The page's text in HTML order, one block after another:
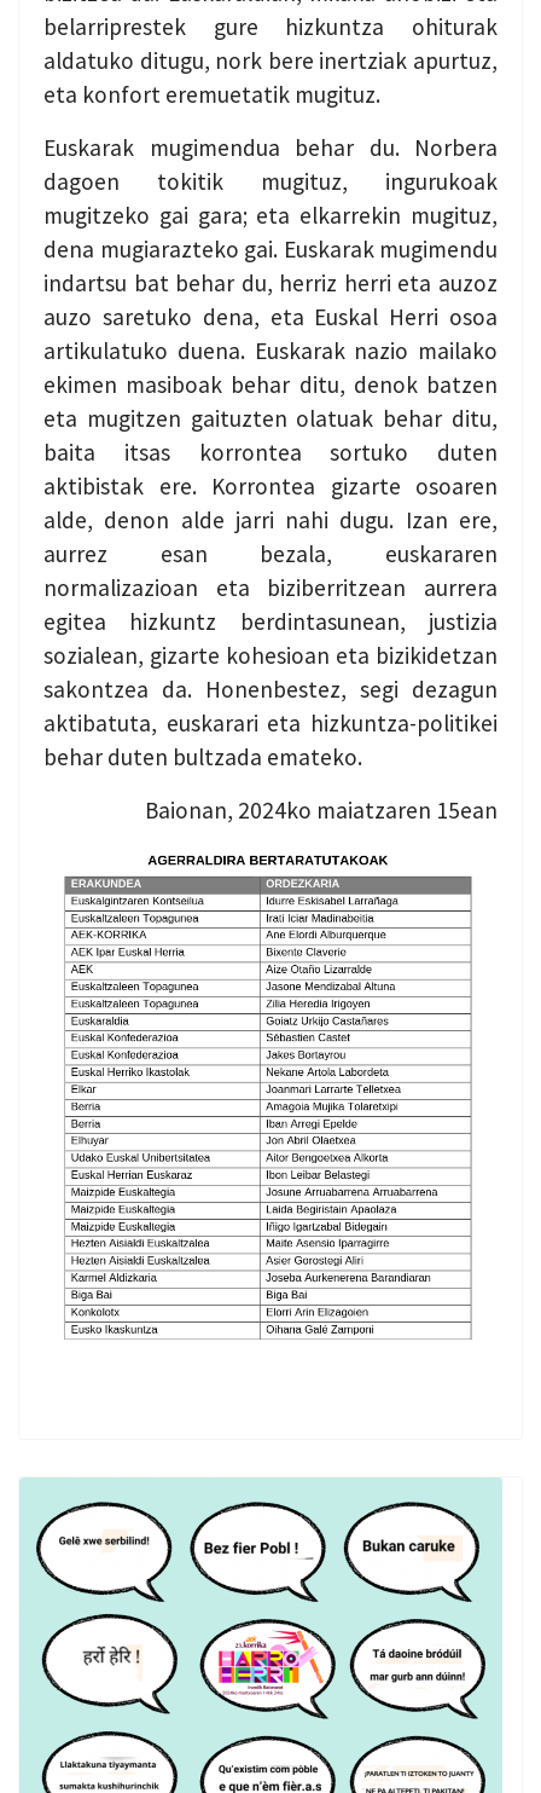
belarriprestek gure hizkuntza ohiturak
aldatuko ditugu, nork bere inertziak apurtuz,
eta konfort eremuetatik mugituz.
Euskarak mugimendua behar du. Norbera
dagoen tokitik mugituz, ingurukoak
mugitzeko gai gara; eta elkarrekin mugituz,
dena mugiarazteko gai. Euskarak mugimendu
indartsu bat behar du, herriz herri eta auzoz
auzo saretuko dena, eta Euskal Herri osoa
artikulatuko duena. Euskarak nazio mailako
ekimen masiboak behar ditu, denok batzen
eta mugitzen gaituzten olatuak behar ditu,
baita itsas korrontea sortuko duten
aktibistak ere. Korrontea gizarte osoaren
alde, denon alde jarri nahi dugu. Izan ere,
aurrez esan bezala, euskararen
normalizazioan eta biziberritzean aurrera
egitea hizkuntz berdintasunean, justizia
sozialean, gizarte kohesioan eta bizikidetzan
sakontzea da. Honenbestez, segi dezagun
aktibatuta, euskarari eta hizkuntza-politikei
behar duten bultzada emateko.
Baionan, 2024ko maiatzaren 15ean